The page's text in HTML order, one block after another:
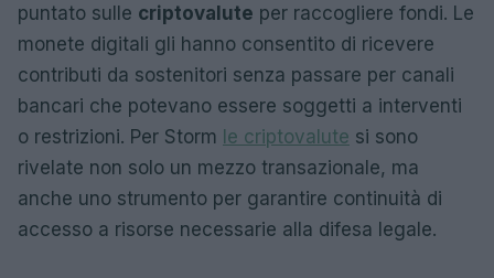
puntato sulle criptovalute per raccogliere fondi. Le
monete digitali gli hanno consentito di ricevere
contributi da sostenitori senza passare per canali
bancari che potevano essere soggetti a interventi
o restrizioni. Per Storm le criptovalute si sono
rivelate non solo un mezzo transazionale, ma
anche uno strumento per garantire continuità di
accesso a risorse necessarie alla difesa legale.